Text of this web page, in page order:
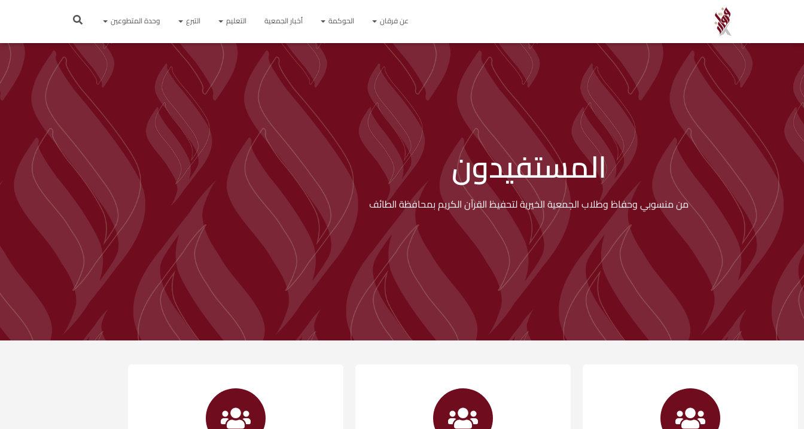
عن فرقان الحوكمة أخبار الجمعية التعليم التبرع وحدة المتطوعين
المستفيدون
من منسوبي وحفاظ وطلاب الجمعية الخيرية لتحفيظ القرآن الكريم بمحافظة الطائف​